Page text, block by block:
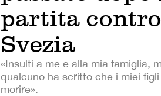
partita
Svezia
«Insulti a me e alla mia famiglia,
qualcuno ha scritto che i miei
morire».